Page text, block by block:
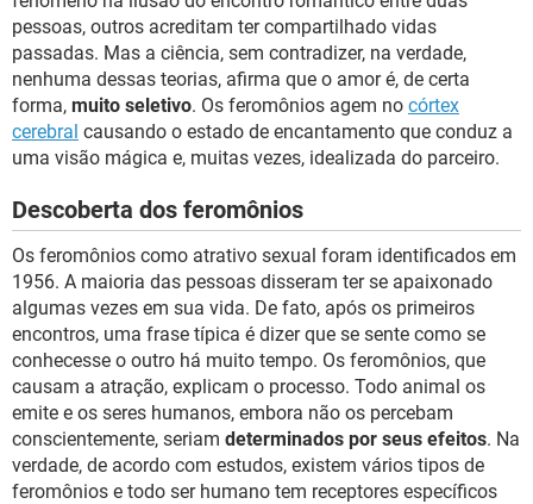
pessoas, outros acreditam ter compartilhado vidas
passadas. Mas a ciência, sem contradizer, na verdade,
nenhuma dessas teorias, afirma que o amor é, de certa
forma, muito seletivo. Os feromônios agem no córtex
cerebral causando o estado de encantamento que conduz a
uma visão mágica e, muitas vezes, idealizada do parceiro.
Descoberta dos feromônios
Os feromônios como atrativo sexual foram identificados em
1956. A maioria das pessoas disseram ter se apaixonado
algumas vezes em sua vida. De fato, após os primeiros
encontros, uma frase típica é dizer que se sente como se
conhecesse o outro há muito tempo. Os feromônios, que
causam a atração, explicam o processo. Todo animal os
emite e os seres humanos, embora não os percebam
conscientemente, seriam determinados por seus efeitos. Na
verdade, de acordo com estudos, existem vários tipos de
feromônios e todo ser humano tem receptores específicos